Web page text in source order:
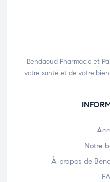
Bendaoud Pharmacie et
votre santé et de votre
Notre
À propos de